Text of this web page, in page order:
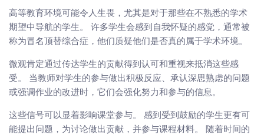
高等教育环境可能令人生畏，尤其是对于那些在不熟悉的学术
期望中导航的学生。 许多学生会感到自我怀疑的感觉，通常被
称为冒名顶替综合症，他们质疑他们是否真的属于学术环境。
微观肯定通过传达学生的贡献得到认可和重视来抵消这些感
受。 当教师对学生的参与做出积极反应、承认深思熟虑的问题
或强调作业的改进时，它们会强化努力和参与的信息。
这些信号可以显着影响课堂参与。 感到受到鼓励的学生更有可
能提出问题，为讨论做出贡献，并参与课程材料。 随着时间的